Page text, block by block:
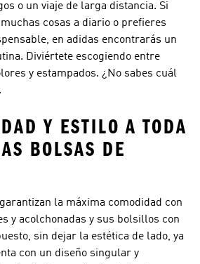
o un viaje de larga distancia. Si
cosas a diario o prefieres
en adidas encontrarás un
Diviértete escogiendo entre
y estampados. ¿No sabes cuál
Y ESTILO A TODA
BOLSAS DE
la máxima comodidad con
y acolchonadas y sus bolsillos con
sin dejar la estética de lado, ya
con un diseño singular y